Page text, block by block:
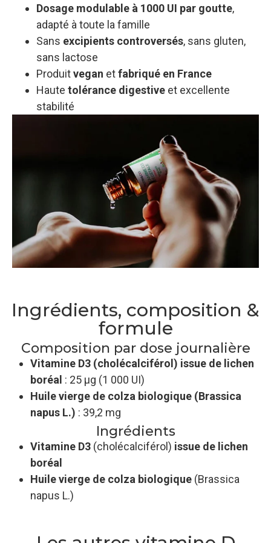
Dosage modulable à 1000 UI par goutte,
adapté à toute la famille
Sans excipients controversés, sans gluten,
sans lactose
Produitvegan etfabriqué en France
Haute tolérance digestive et excellente
stabilité
Ingrédients, composition &
formule
Composition par dose journalière
Vitamine D3 (cholécalciférol) issue de lichen
boréal : 25 µg (1 000 UI)
Huile vierge de colza biologique (Brassica
napus L.) : 39,2 mg
Ingrédients
Vitamine D3 (cholécalciférol) issue de lichen
boréal
Huile vierge de colza biologique (Brassica
napus L.)